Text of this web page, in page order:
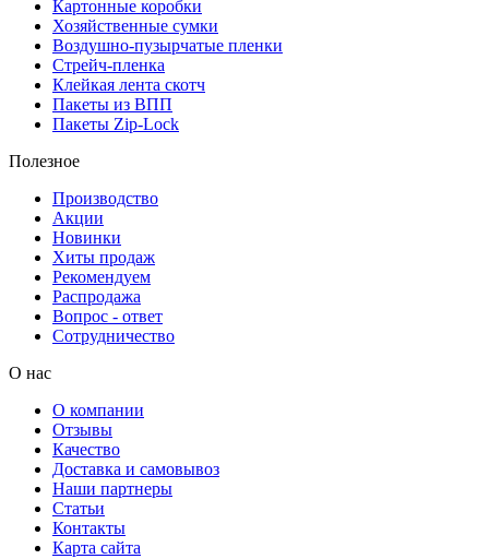
Картонные коробки
Хозяйственные сумки
Воздушно-пузырчатые пленки
Стрейч-пленка
Клейкая лента скотч
Пакеты из ВПП
Пакеты Zip-Lock
Полезное
Производство
Акции
Новинки
Хиты продаж
Рекомендуем
Распродажа
Вопрос - ответ
Сотрудничество
О нас
О компании
Отзывы
Качество
Доставка и самовывоз
Наши партнеры
Статьи
Контакты
Карта сайта